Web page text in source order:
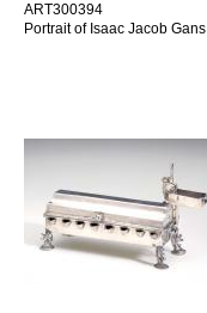
ART300394
Portrait of Isaac Jacob Gans